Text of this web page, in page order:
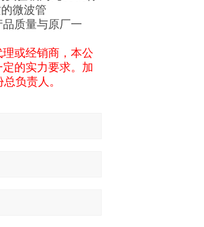
微波管
质量与原厂一
或经销商，本公
的实力要求。加
负责人。